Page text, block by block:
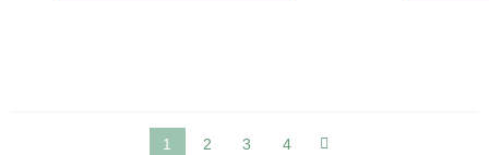
1 2 3 4